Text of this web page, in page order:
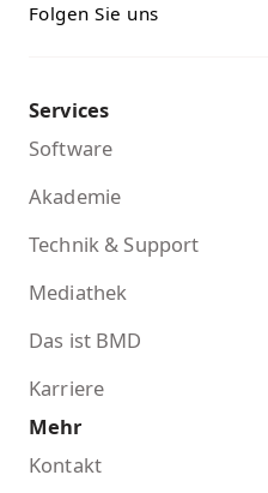
Folgen Sie uns
Services
Software
Akademie
Technik & Support
Mediathek
Das ist BMD
Karriere
Mehr
Kontakt